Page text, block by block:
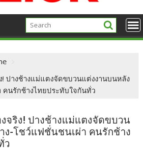
! ปางช้างแม่แตงจัดขบวนแต่งงานบนหลัง
คนรักช้างไทยประทับใจกันทั่ว
จริง! ปางช้างแม่แตงจัดขบวน
ง-โชว์แฟชั่นชนเผ่า คนรักช้าง
ว